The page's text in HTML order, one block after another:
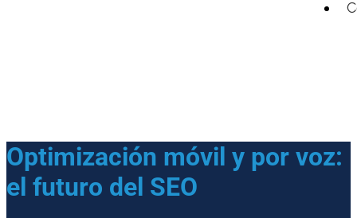
Optimización móvil y por voz:
el futuro del SEO